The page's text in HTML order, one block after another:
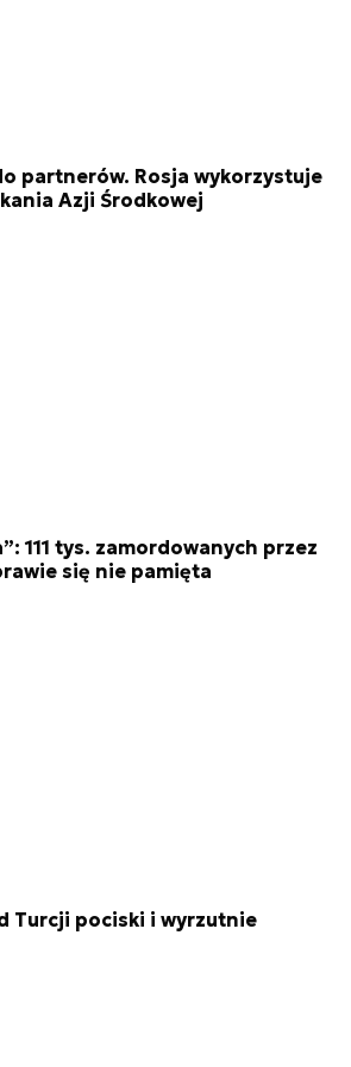
partnerów. Rosja wykorzystuje
Azji Środkowej
111 tys. zamordowanych przez
się nie pamięta
Turcji pociski i wyrzutnie